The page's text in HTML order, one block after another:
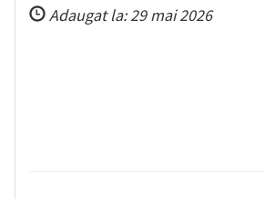
Adaugat la: 29 mai 2026